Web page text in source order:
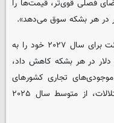
فصلی قوی‌تر، قیمت‌ها را
گلدمن ساکس پیش‌بینی متوسط قیمت برنت برای سال ۲۰۲۷ خود را به
عرضه بالاتر و تقاضای پایین‌تر به ۸۰ دلار در هر بشکه کاهش داد،
موجودی‌های تجاری کشورهای
عضو اوای‌سی‌دی و صرف امنیتی برای اختلالات، از متوسط سال ۲۰۲۵